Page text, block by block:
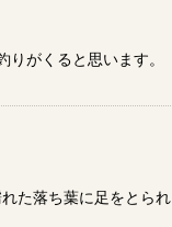
がくると思います。
た落ち葉に足をとられ